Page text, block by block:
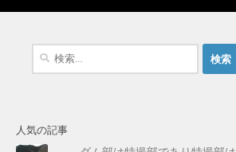
検
人気の記事